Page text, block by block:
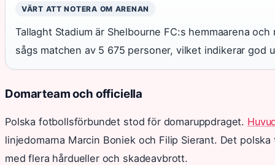
VÄRT ATT NOTERA OM ARENAN
Tallaght Stadium är Shelbourne FC:s hemmaarena
sågs matchen av 5 675 personer, vilket indikerar
Domarteam och officiella
Polska fotbollsförbundet stod för domaruppdraget.
linjedomarna Marcin Boniek och Filip Sierant. Det
med flera hårdueller och skadeavbrott.